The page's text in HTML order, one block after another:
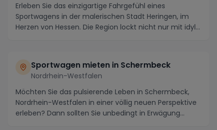
Erleben Sie das einzigartige Fahrgefühl eines
Sportwagens in der malerischen Stadt Heringen, im
Herzen von Hessen. Die Region lockt nicht nur mit idyl...
Sportwagen mieten in Schermbeck
Nordrhein-Westfalen
Möchten Sie das pulsierende Leben in Schermbeck,
Nordrhein-Westfalen in einer völlig neuen Perspektive
erleben? Dann sollten Sie unbedingt in Erwägung...